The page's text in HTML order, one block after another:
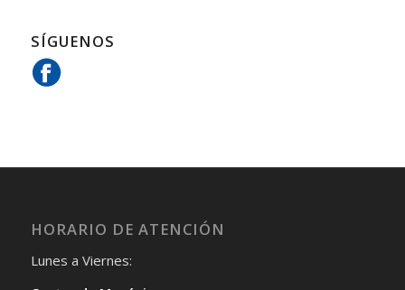
SÍGUENOS
HORARIO DE ATENCIÓN
Lunes a Viernes: